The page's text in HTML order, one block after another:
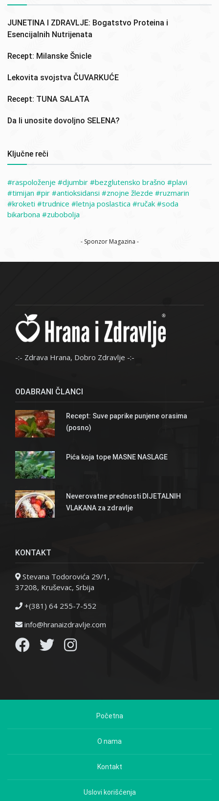
JUNETINA I ZDRAVLJE: Bogatstvo Proteina i
Esencijalnih Nutrijenata
Recept: Milanske Šnicle
Lekovita svojstva ČUVARKUĆE
Recept: TUNA SALATA
Da li unosite dovoljno SELENA?
Ključne reči
raspoloženje djumbir bezglutensko brašno
plavi
timijan
pir antioksidansi znojne žlezde
ruzmarin
kroketi
trudnice letnja poslastica ručak
soda
bikarbona
zubobolja
- Sponzor Magazina -
-:- Zdrava Hrana, Dobro Zdravlje -:-
ODABRANI ČLANCI
Recept: Suve paprike punjene orasima
(posno)
Pića koja tope MASNE NASLAGE
Neverovatne prednosti DIJETALNIH
VLAKANA za zdravlje
KONTAKT
Stevana Todorovića 29/1,
37208, Kruševac, Srbija
+(381) 64 255-7-552
info@hranaizdravlje.com
Početna
O nama
Kontakt
Uslovi korišćenja